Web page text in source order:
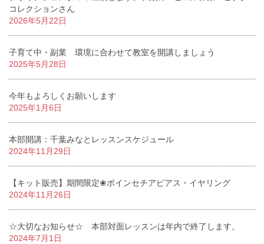
コレクションさん
2026年5月22日
子育て中・副業 環境に合わせて教室を開講しましょう
2025年5月28日
今年もよろしくお願いします
2025年1月6日
本部開講：千葉みなとレッスンスケジュール
2024年11月29日
【キット販売】期間限定❀ポインセチアピアス・イヤリング
2024年11月26日
☆大切なお知らせ☆ 本部対面レッスンは年内で終了します。
2024年7月1日